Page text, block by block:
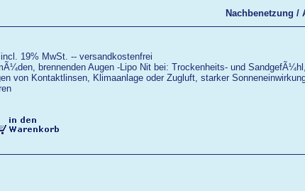
Nachbenetzung /
19% MwSt. -- versandkostenfrei
brennenden Augen -Lipo Nit bei: Trockenheits- und
von Kontaktlinsen, Klimaanlage oder Zugluft, starker